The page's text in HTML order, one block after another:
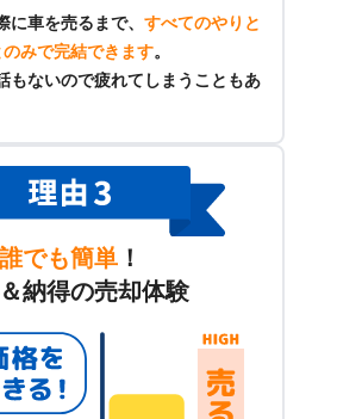
に車を売るまで、 すべてのやりと
みで完結できます。
もないので疲れてしまうこともあ
誰でも簡単 ！
納得の売却体験